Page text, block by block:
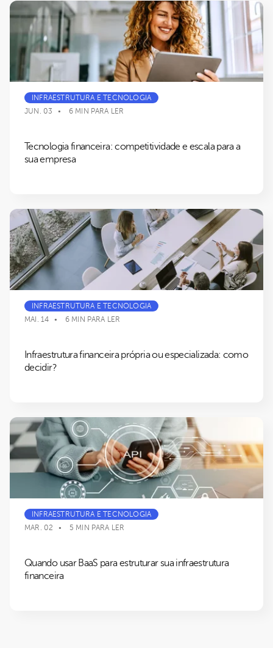
INFRAESTRUTURA E TECNOLOGIA
JUN. 03
6 MIN PARA LER
Tecnologia financeira: competitividade e escala para a
sua empresa
INFRAESTRUTURA E TECNOLOGIA
MAI. 14
6 MIN PARA LER
Infraestrutura financeira própria ou especializada: como
decidir?
INFRAESTRUTURA E TECNOLOGIA
MAR. 02
5 MIN PARA LER
Quando usar BaaS para estruturar sua infraestrutura
financeira